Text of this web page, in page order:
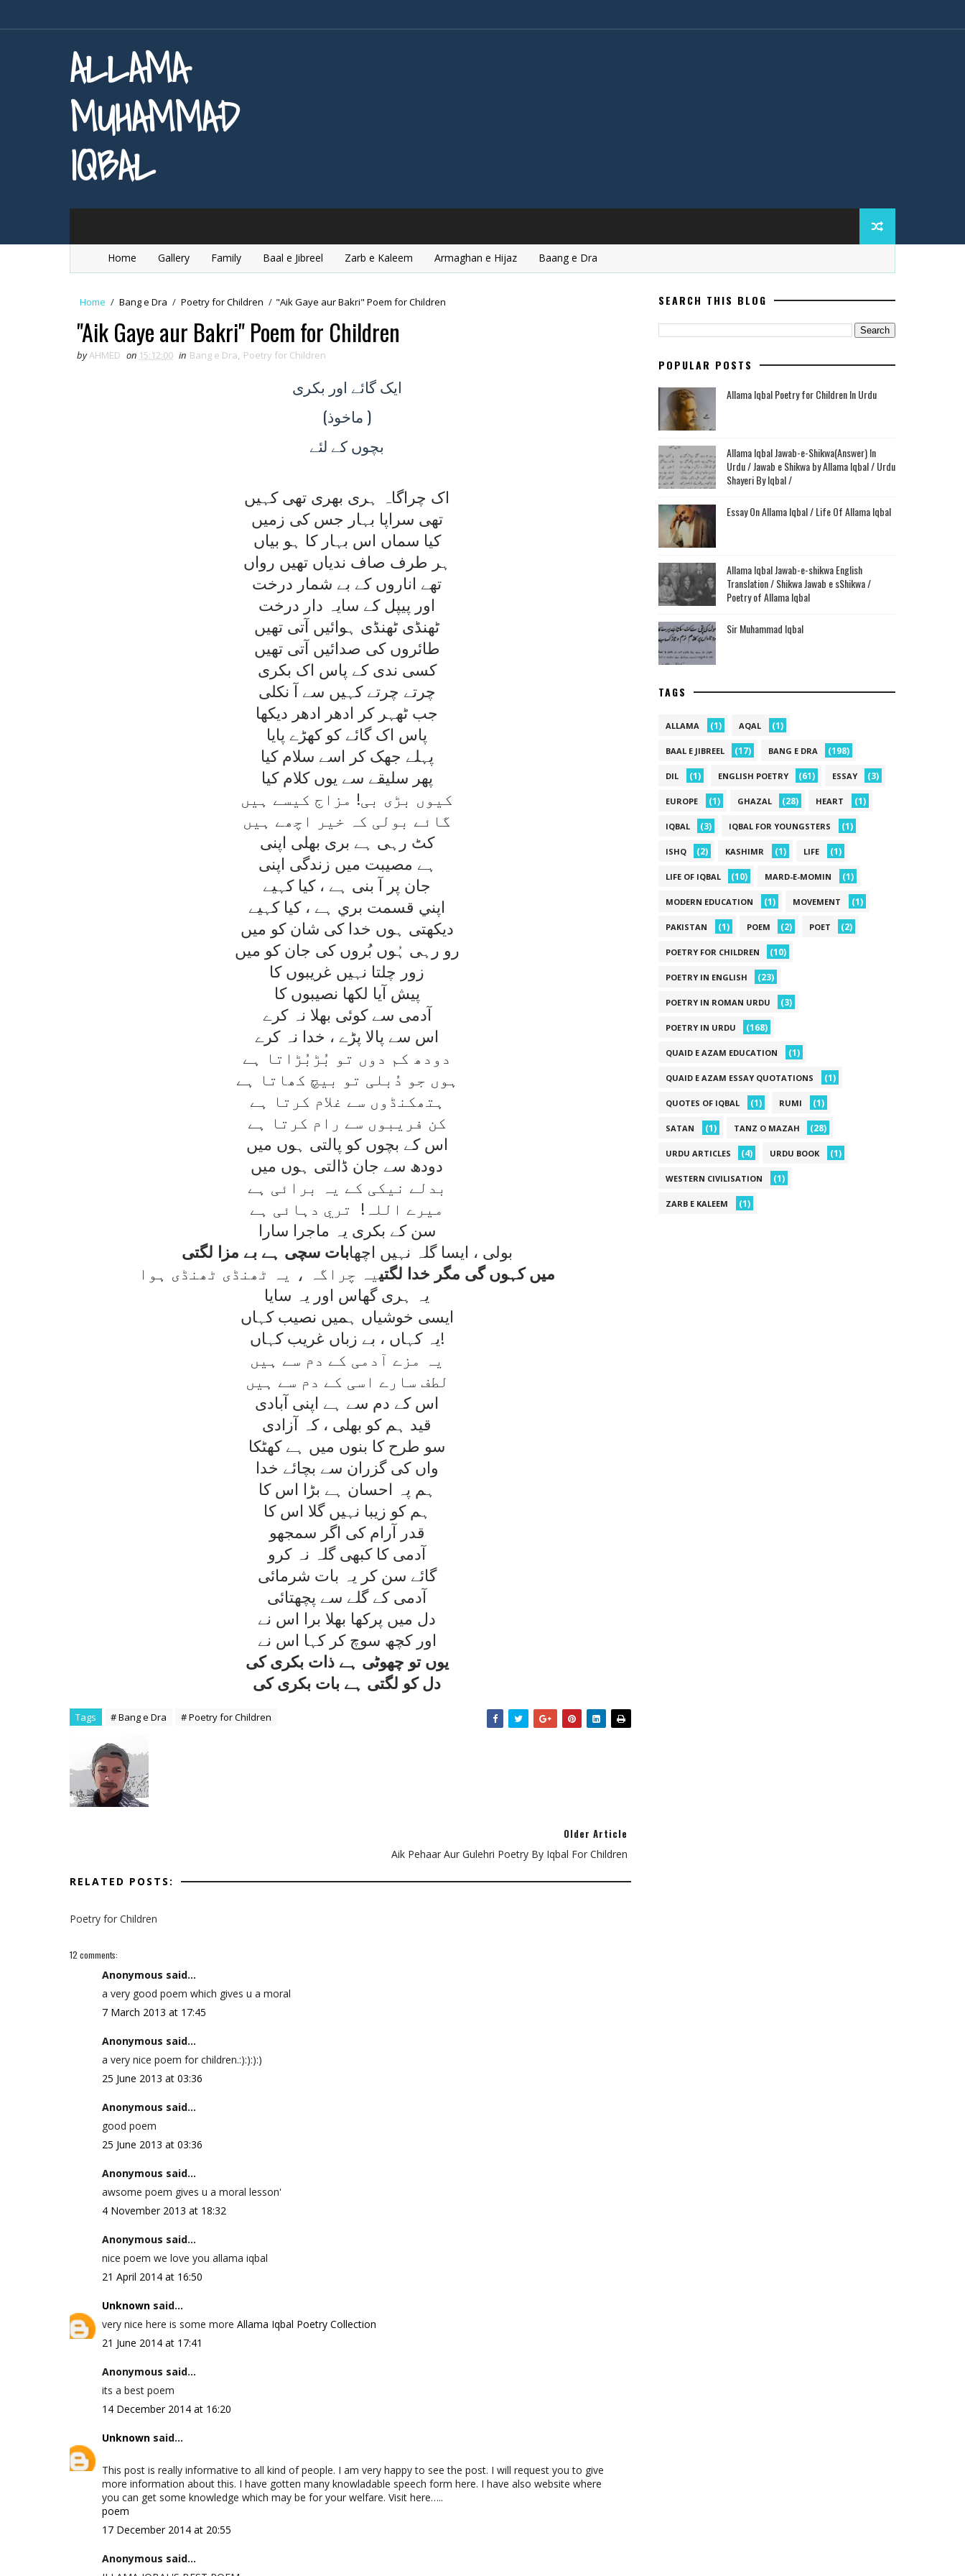
ALLAMA
MUHAMMAD
IQBAL
Home Gallery Family Baal e Jibreel Zarb e Kaleem Armaghan e Hijaz Baang e Dra
Home / Bang e Dra / Poetry for Children / "Aik Gaye aur Bakri" Poem for Children
"Aik Gaye aur Bakri" Poem for Children
byAHMED on 15:12:00 in Bang e Dra, Poetry for Children
ايکگائے اور بکری
(ماخوذ )
بچوںکے لئے
اک چراگاہ ہری بھری تھی کہيں
تھی سراپا بہار جس کی زميں
کيا سماں اس بہار کا ہو بياں
ہر طرف صاف ندياں تھيں رواں
تھے اناروں کے بے شمار درخت
اور پيپل کے سايہ دار درخت
ٹھنڈی ٹھنڈی ہوائيں آتی تھيں
طائروں کی صدائيں آتی تھيں
کسی ندی کے پاس اک بکری
چرتے چرتے کہيں سے آ نکلی
جب ٹھہر کر ادھر ادھر ديکھا
پاس اک گائے کو کھڑے پايا
پہلے جھک کر اسے سلام کيا
پھر سليقے سے يوں کلام کيا
کيوں بڑی بی! مزاج کيسے ہيں
گائے بولی کہ خير اچھے ہيں
کٹ رہی ہے بری بھلی اپنی
ہے مصيبت ميں زندگی اپنی
جان پر آ بنی ہے ، کيا کہيے
اپني قسمت بري ہے ، کيا کہيے
ديکھتی ہوں خدا کی شان کو ميں
رو رہی ہُوں بُروں کی جان کو ميں
زور چلتا نہيں غريبوں کا
پيش آيا لکھا نصيبوں کا
آدمی سے کوئی بھلا نہ کرے
اس سے پالا پڑے ، خدا نہ کرے
دودھ کم دوں تو بُڑبُڑاتا ہے
ہوں جو دُبلی تو بيچ کھاتا ہے
ہتھکنڈوں سے غلام کرتا ہے
کن فريبوں سے رام کرتا ہے
اس کے بچوں کو پالتی ہوں ميں
دودھ سے جان ڈالتی ہوں ميں
بدلے نيکی کے يہ برائی ہے
ميرے اللہ! تري دہائی ہے
سن کے بکری يہ ماجرا سارا
بولی ، ايسا گلہ نہيں اچھابات سچی ہے بے مزا لگتی
ميں کہوں گی مگر خدا لگتیيہ چراگہ ، يہ ٹھنڈی ٹھنڈی ہوا
يہ ہری گھاس اور يہ سايا
ايسی خوشياں ہميں نصيب کہاں
يہ کہاں ، بے زباں غريب کہاں!
يہ مزے آدمی کے دم سے ہيں
لطف سارے اسی کے دم سے ہيں
اس کے دم سے ہے اپنی آبادی
قيد ہم کو بھلی ، کہ آزادی
سو طرح کا بنوں ميں ہے کھٹکا
واں کی گزران سے بچائے خدا
ہم پہ احسان ہے بڑا اس کا
ہم کو زيبا نہيں گلا اس کا
قدر آرام کی اگر سمجھو
آدمی کا کبھی گلہ نہ کرو
گائے سن کر يہ بات شرمائی
آدمی کے گلے سے پچھتائی
دل ميں پرکھا بھلا برا اس نے
اور کچھ سوچ کر کہا اس نے
يوں تو چھوٹی ہے ذات بکری کی
دل کو لگتی ہے بات بکری کی
Tags # Bang e Dra # Poetry for Children
Older Article
Aik Pehaar Aur Gulehri Poetry By Iqbal For Children
RELATED POSTS:
Poetry for Children
12 comments:
Anonymous said...
a very good poem which gives u a moral
7 March 2013 at 17:45
Anonymous said...
a very nice poem for children.:):):):)
25 June 2013 at 03:36
Anonymous said...
good poem
25 June 2013 at 03:36
Anonymous said...
awsome poem gives u a moral lesson'
4 November 2013 at 18:32
Anonymous said...
nice poem we love you allama iqbal
21 April 2014 at 16:50
Unknown said...
very nice here is some more Allama Iqbal Poetry Collection
21 June 2014 at 17:41
Anonymous said...
its a best poem
14 December 2014 at 16:20
Unknown said...
This post is really informative to all kind of people. I am very happy to see the post. I will request you to give
more information about this. I have gotten many knowladable speech form here. I have also website where
you can get some knowledge which may be for your welfare. Visit here…..
poem
17 December 2014 at 20:55
Anonymous said...
SEARCH THIS BLOG
POPULAR POSTS
Allama Iqbal Poetry for Children In Urdu
Allama Iqbal Jawab-e-Shikwa(Answer) In
Urdu / Jawab e Shikwa by Allama Iqbal / Urdu
Shayeri By Iqbal /
Essay On Allama Iqbal / Life Of Allama Iqbal
Allama Iqbal Jawab-e-shikwa English
Translation / Shikwa Jawab e sShikwa /
Poetry of Allama Iqbal
Sir Muhammad Iqbal
TAGS
ALLAMA (1) AQAL (1)
BAAL E JIBREEL (17) BANG E DRA (198)
DIL (1) ENGLISH POETRY (61) ESSAY (3)
EUROPE (1) GHAZAL (28) HEART (1)
IQBAL (3) IQBAL FOR YOUNGSTERS (1)
ISHQ (2) KASHIMR (1) LIFE (1)
LIFE OF IQBAL (10) MARD-E-MOMIN (1)
MODERN EDUCATION (1) MOVEMENT (1)
PAKISTAN (1) POEM (2) POET (2)
POETRY FOR CHILDREN (10)
POETRY IN ENGLISH (23)
POETRY IN ROMAN URDU (3)
POETRY IN URDU (168)
QUAID E AZAM EDUCATION (1)
QUAID E AZAM ESSAY QUOTATIONS (1)
QUOTES OF IQBAL (1) RUMI (1)
SATAN (1) TANZ O MAZAH (28)
URDU ARTICLES (4) URDU BOOK (1)
WESTERN CIVILISATION (1)
ZARB E KALEEM (1)